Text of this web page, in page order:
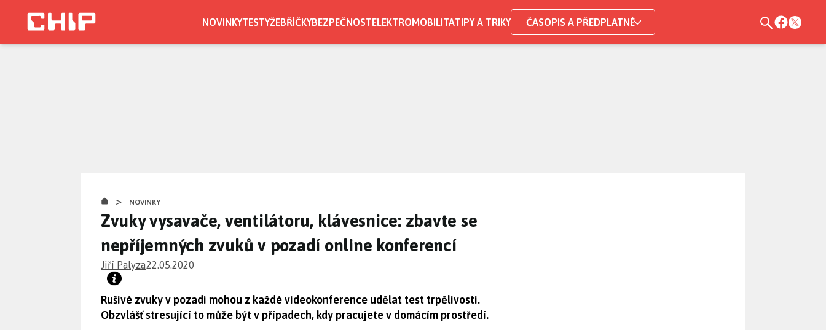
NOVINKYTESTYŽEBŘÍČKYBEZPEČNOSTELEKTROMOBILITATIPY A TRIKY ČASOPIS A PŘEDPLATNÉ
> NOVINKY
Zvuky vysavače, ventilátoru, klávesnice: zbavte se
nepříjemných zvuků v pozadí online konferencí
Jiří Palyza22.05.2020
Rušivé zvuky v pozadí mohou z každé videokonference udělat test trpělivosti.
Obzvlášť stresující to může být v případech, kdy pracujete v domácím prostředí.